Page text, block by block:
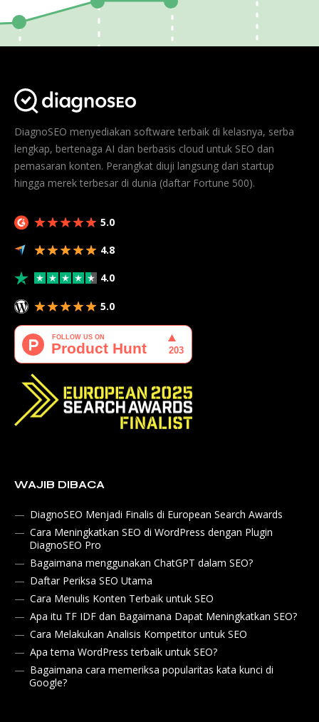
DiagnoSEO menyediakan software terbaik di kelasnya, serba
lengkap, bertenaga AI dan berbasis cloud untuk SEO dan
pemasaran konten. Perangkat diuji langsung dari startup
hingga merek terbesar di dunia (daftar Fortune 500).
5.0
4.8
4.0
5.0
WAJIB DIBACA
DiagnoSEO Menjadi Finalis di European Search Awards
Cara Meningkatkan SEO di WordPress dengan Plugin
DiagnoSEO Pro
Bagaimana menggunakan ChatGPT dalam SEO?
Daftar Periksa SEO Utama
Cara Menulis Konten Terbaik untuk SEO
Apa itu TF IDF dan Bagaimana Dapat Meningkatkan SEO?
Cara Melakukan Analisis Kompetitor untuk SEO
Apa tema WordPress terbaik untuk SEO?
Bagaimana cara memeriksa popularitas kata kunci di
Google?